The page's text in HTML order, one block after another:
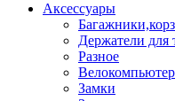
Аксессуары
Держатели для
Разное
Замки